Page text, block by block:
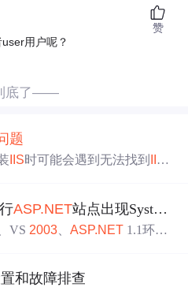
用户呢？
赞
了——
题
IIS时可能会遇到无法找到
IIS
启ASP访问权限、父路径以及
面板的‘添加删除程序’和‘配
ASP.NET站点出现System.ExecutionEngineException错误
、VS 2003 、ASP.NET 1.1环境
.NET Framework升级补丁，
和故障排查